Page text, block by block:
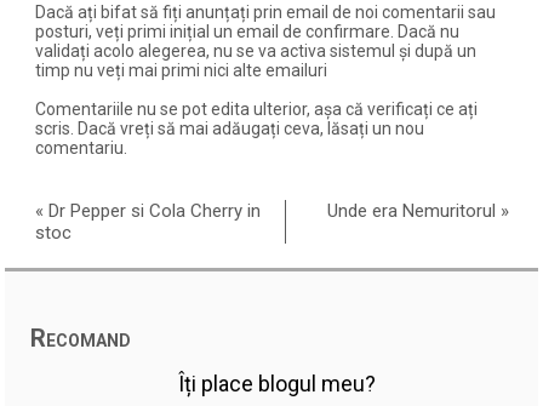
Dacă ați bifat să fiți anunțați prin email de noi comentarii sau
posturi, veți primi inițial un email de confirmare. Dacă nu
validați acolo alegerea, nu se va activa sistemul și după un
timp nu veți mai primi nici alte emailuri
Comentariile nu se pot edita ulterior, așa că verificați ce ați
scris. Dacă vreți să mai adăugați ceva, lăsați un nou
comentariu.
«Dr Pepper si Cola Cherry in
stoc
Unde era Nemuritorul »
Recomand
Îți place blogul meu?